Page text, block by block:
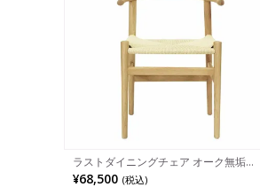
ラストダイニングチェア オーク無垢材
天然木 ナチュラル ペーパーコード 北欧
デザイン リプロダクト 肘付きアームチ
¥68,500 (税込)